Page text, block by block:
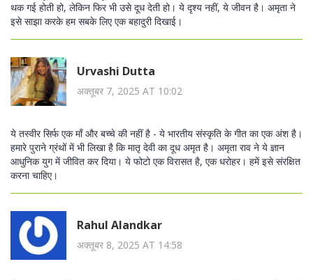
थक गई होती हो, लेकिन फिर भी उसे दूध देती हो। ये दृश्य नहीं, ये जीवन है। अमृता ने
इसे साझा करके हम सबके लिए एक बहादुरी दिखाई।
Urvashi Dutta
अक्तूबर 7, 2025 AT 10:02
ये तस्वीर सिर्फ एक माँ और बच्चे की नहीं है - ये भारतीय संस्कृति के गीत का एक अंश है।
हमारे पुराने ग्रंथों में भी लिखा है कि मातृ देवी का दूध अमृत है। अमृता राव ने ये ज्ञान
आधुनिक युग में जीवित कर दिया। ये फोटो एक विरासत है, एक धरोहर। हमें इसे संरक्षित
करना चाहिए।
Rahul Alandkar
अक्तूबर 8, 2025 AT 14:58